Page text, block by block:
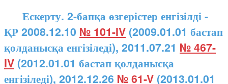
Ескерту. 2-бапқа өзгерістер енгізілді -
ҚР 2008.12.10 № 101-IV (2009.01.01 бастап
қолданысқа енгізіледі), 2011.07.21 № 467-
IV (2012.01.01 бастап қолданысқа
енгізіледі), 2012.12.26 № 61-V (2013.01.01